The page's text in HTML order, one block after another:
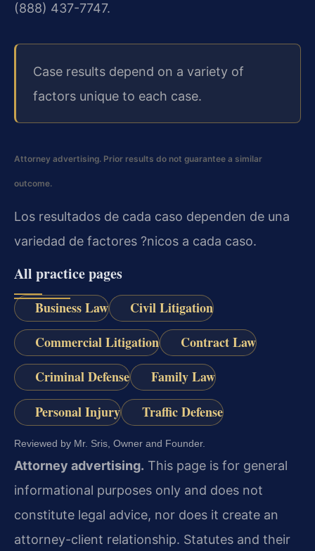
(888) 437-7747.
Case results depend on a variety of
factors unique to each case.
Attorney advertising. Prior results do not guarantee a similar
outcome.
Los resultados de cada caso dependen de una
variedad de factores ?nicos a cada caso.
All practice pages
Business Law
Civil Litigation
Commercial Litigation
Contract Law
Criminal Defense
Family Law
Personal Injury
Traffic Defense
Reviewed by Mr. Sris, Owner and Founder.
Attorney advertising. This page is for general
informational purposes only and does not
constitute legal advice, nor does it create an
attorney-client relationship. Statutes and their